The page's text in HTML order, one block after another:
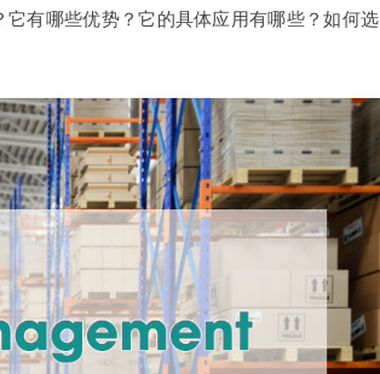
有哪些优势？它的具体应用有哪些？如何选